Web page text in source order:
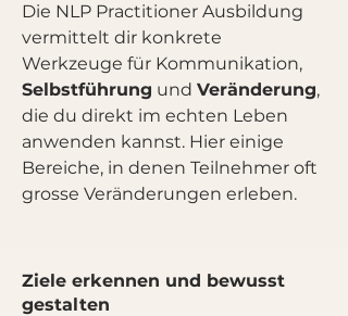
Die NLP Practitioner Ausbildung
vermittelt dir konkrete
Werkzeuge für Kommunikation,
Selbstführung und Veränderung,
die du direkt im echten Leben
anwenden kannst. Hier einige
Bereiche, in denen Teilnehmer oft
grosse Veränderungen erleben.
Ziele erkennen und bewusst
gestalten